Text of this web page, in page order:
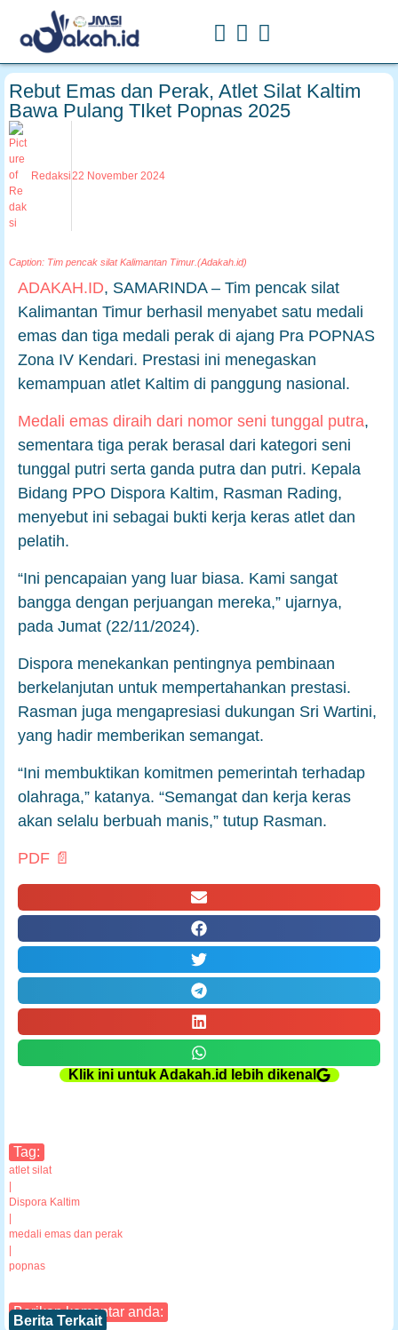
Rebut Emas dan Perak, Atlet Silat Kaltim
Bawa Pulang TIket Popnas 2025
Redaksi22 November 2024
Caption: Tim pencak silat Kalimantan Timur.(Adakah.id)
ADAKAH.ID, SAMARINDA – Tim pencak silat
Kalimantan Timur berhasil menyabet satu medali
emas dan tiga medali perak di ajang Pra POPNAS
Zona IV Kendari. Prestasi ini menegaskan
kemampuan atlet Kaltim di panggung nasional.
Medali emas diraih dari nomor seni tunggal putra,
sementara tiga perak berasal dari kategori seni
tunggal putri serta ganda putra dan putri. Kepala
Bidang PPO Dispora Kaltim, Rasman Rading,
menyebut ini sebagai bukti kerja keras atlet dan
pelatih.
“Ini pencapaian yang luar biasa. Kami sangat
bangga dengan perjuangan mereka,” ujarnya,
pada Jumat (22/11/2024).
Dispora menekankan pentingnya pembinaan
berkelanjutan untuk mempertahankan prestasi.
Rasman juga mengapresiasi dukungan Sri Wartini,
yang hadir memberikan semangat.
“Ini membuktikan komitmen pemerintah terhadap
olahraga,” katanya. “Semangat dan kerja keras
akan selalu berbuah manis,” tutup Rasman.
PDF 📄
Klik ini untuk Adakah.id lebih dikenal
Tag:
atlet silat
Dispora Kaltim
medali emas dan perak
popnas
Berikan komentar anda:
Berita Terkait